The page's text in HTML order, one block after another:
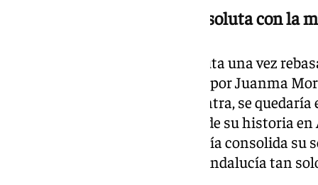
El PP acaricia la mayoría absoluta con la
El PP acaricia la mayoría absoluta una vez
concreto, la formación liderada por Juanma
este momento. El PSOE, por contra, se
constituirían el peor resultado de su historia en
mientras que Adelante Andalucía consolida su
butacas en el Parlamento. Por Andalucía tan